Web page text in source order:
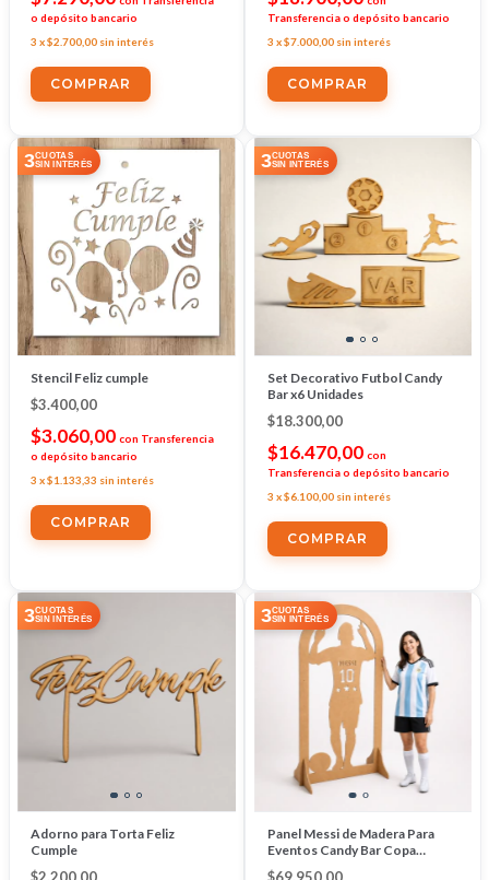
o depósito bancario
3 x$2.700,00 sin interés
Transferencia o depósito bancario
3 x$7.000,00 sin interés
3CUOTAS
SIN INTERÉS
Stencil Feliz cumple
$3.400,00
$3.060,00 con Transferencia
o depósito bancario
3 x$1.133,33 sin interés
3CUOTAS
SIN INTERÉS
Set Decorativo Futbol Candy
Bar x6 Unidades
$18.300,00
$16.470,00 con
Transferencia o depósito bancario
3 x$6.100,00 sin interés
3CUOTAS
SIN INTERÉS
Adorno para Torta Feliz
Cumple
3CUOTAS
SIN INTERÉS
Panel Messi de Madera Para
Eventos Candy Bar Copa
Mundial Futbol